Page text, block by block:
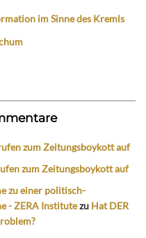
im Sinne des Kremls
zum Zeitungsboykott auf
zum Zeitungsboykott auf
zu einer politisch-
- ZERA Institutezu Hat DER